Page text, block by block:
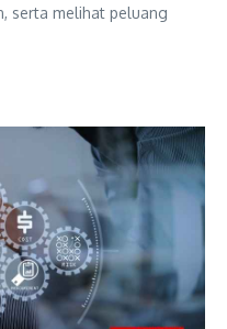
serta melihat peluang